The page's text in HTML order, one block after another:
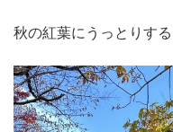
秋の紅葉にうっとりす